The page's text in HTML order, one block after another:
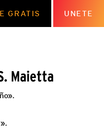
GRATIS UNETE
53
Maietta